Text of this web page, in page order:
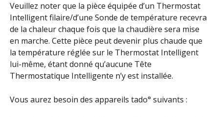
Veuillez noter que la pièce équipée d’un Thermostat
Intelligent filaire/d’une Sonde de température recevra
de la chaleur chaque fois que la chaudière sera mise
en marche. Cette pièce peut devenir plus chaude que
la température réglée sur le Thermostat Intelligent
lui-même, étant donné qu’aucune Tête
Thermostatique Intelligente n’y est installée.
Vous aurez besoin des appareils tado° suivants :